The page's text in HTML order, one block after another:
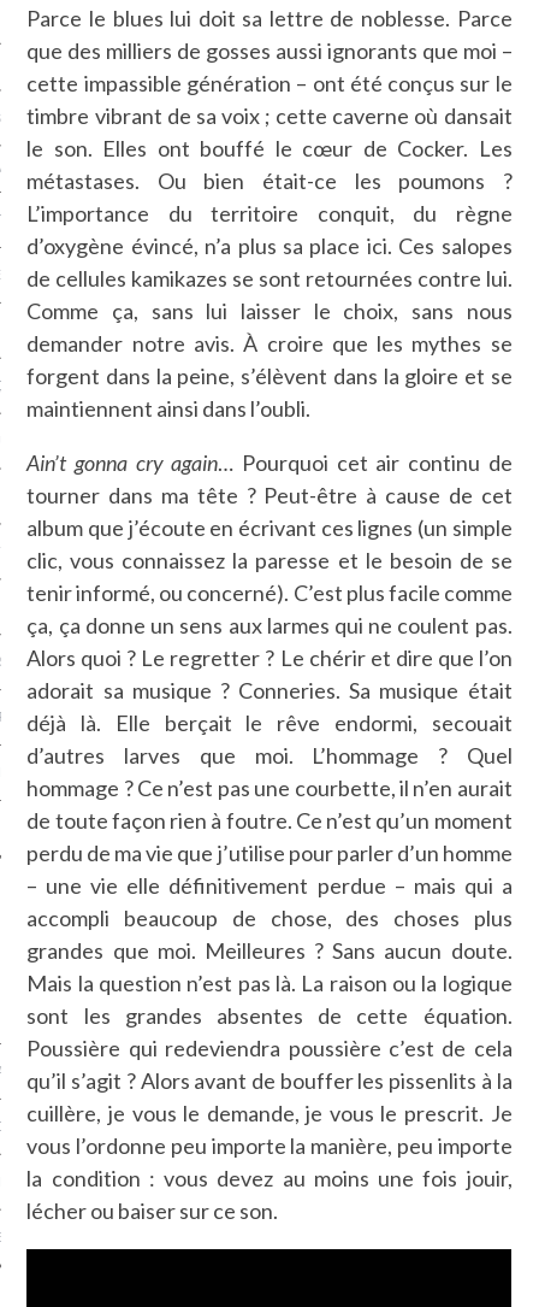
EN VOD
CARAVELLE
PODCAST
Parce le blues lui doit sa lettre de noblesse. Parce
que des milliers de gosses aussi ignorants que moi –
cette impassible génération – ont été conçus sur le
timbre vibrant de sa voix ; cette caverne où dansait
le son. Elles ont bouffé le cœur de Cocker. Les
métastases. Ou bien était-ce les poumons ?
L’importance du territoire conquit, du règne
d’oxygène évincé, n’a plus sa place ici. Ces salopes
de cellules kamikazes se sont retournées contre lui.
Comme ça, sans lui laisser le choix, sans nous
demander notre avis. À croire que les mythes se
forgent dans la peine, s’élèvent dans la gloire et se
maintiennent ainsi dans l’oubli.
Ain’t gonna cry again… Pourquoi cet air continu de
tourner dans ma tête ? Peut-être à cause de cet
album que j’écoute en écrivant ces lignes (un simple
clic, vous connaissez la paresse et le besoin de se
tenir informé, ou concerné). C’est plus facile comme
ça, ça donne un sens aux larmes qui ne coulent pas.
Alors quoi ? Le regretter ? Le chérir et dire que l’on
adorait sa musique ? Conneries. Sa musique était
déjà là. Elle berçait le rêve endormi, secouait
d’autres larves que moi. L’hommage ? Quel
hommage ? Ce n’est pas une courbette, il n’en aurait
de toute façon rien à foutre. Ce n’est qu’un moment
perdu de ma vie que j’utilise pour parler d’un homme
– une vie elle définitivement perdue – mais qui a
accompli beaucoup de chose, des choses plus
grandes que moi. Meilleures ? Sans aucun doute.
Mais la question n’est pas là. La raison ou la logique
sont les grandes absentes de cette équation.
Poussière qui redeviendra poussière c’est de cela
qu’il s’agit ? Alors avant de bouffer les pissenlits à la
cuillère, je vous le demande, je vous le prescrit. Je
vous l’ordonne peu importe la manière, peu importe
la condition : vous devez au moins une fois jouir,
lécher ou baiser sur ce son.